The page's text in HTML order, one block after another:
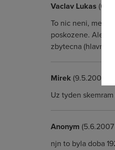
Vaclav Lukas
To nic neni, me to
poskozene. Ale je
zbytecna (hlavne
Mirek (9.5.2003
Uz tyden
Anonym
njn to byla doba